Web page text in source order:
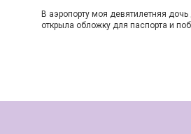
В аэропорту моя девятилетняя
открыла обложку для паспорта и